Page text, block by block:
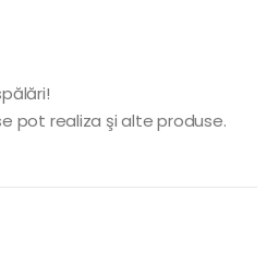
pot realiza şi alte produse.